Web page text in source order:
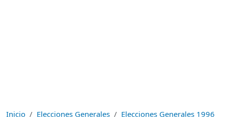
Inicio Elecciones Generales Elecciones Generales 1996